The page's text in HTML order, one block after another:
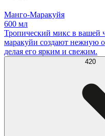
Манго-Маракуйя
600 мл
Тропический микс в вашей
маракуйи создают нежную
делая его ярким и свежим.
420